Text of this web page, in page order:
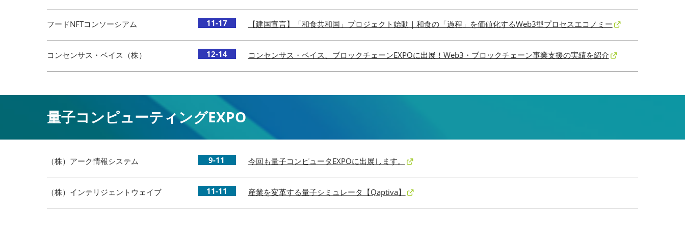
フードNFTコンソーシアム 11-17 【建国宣言】「和食共和国」プロジェクト始動｜和食の「過程」を価値化するWeb3型プロセスエコノミー
コンセンサス・ベイス（株） 12-14 コンセンサス・ベイス、ブロックチェーンEXPOに出展！Web3・ブロックチェーン事業支援の実績を紹介
量子コンピューティングEXPO
（株）アーク情報システム 9-11 今回も量子コンピュータEXPOに出展します。
（株）インテリジェントウェイブ 11-11 産業を変革する量子シミュレータ【Qaptiva】